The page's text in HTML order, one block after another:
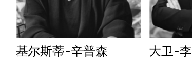
基尔斯蒂-辛普森 大卫-李